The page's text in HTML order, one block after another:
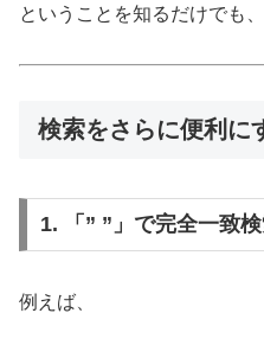
ということを知るだけでも
検索をさらに便利に
1. 「” ”」で完全一致
例えば、